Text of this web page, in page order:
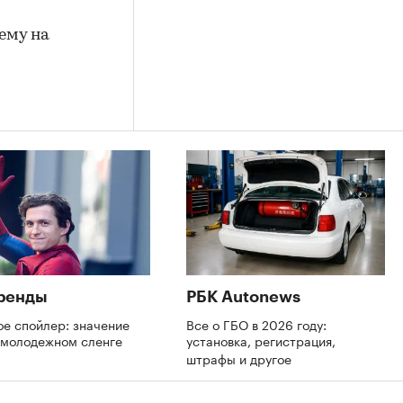
на
спойлер: значение
сленге
РБК Autonews
Все о ГБО в 2026 году:
установка, регистрация,
штрафы и другое